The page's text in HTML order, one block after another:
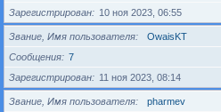
Зарегистрирован
10 ноя 2023, 06:55
Звание, Имя пользователя
OwaisKT
Сообщения
7
Зарегистрирован
11 ноя 2023, 08:14
Звание, Имя пользователя
pharmev